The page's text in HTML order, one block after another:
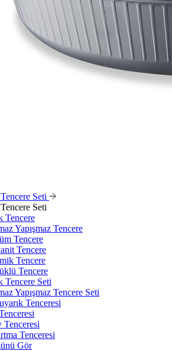
Seti
Seti
Tencere
Yapışmaz Tencere
Tencere
Tencere
Tencere
Tencere
Tencere Seti
Yapışmaz Tencere Seti
Tenceresi
Tenceresi
Tenceresi
Gör